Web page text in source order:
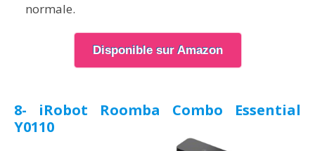
normale.
Disponible sur Amazon
8- iRobot Roomba Combo Essential
Y0110